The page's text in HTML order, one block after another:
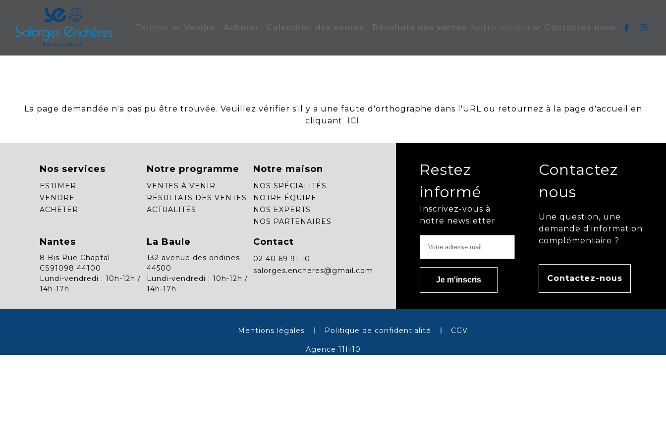
Estimer Vendre Acheter Calendrier des ventes Résultats des ventes Notre maison Contactez-nous
La page demandée n'a pas pu être trouvée. Veuillez vérifier s'il y a une faute d'orthographe dans l'URL ou retournez à la page d'accueil en
cliquant
ICI .
Nos services
ESTIMER
VENDRE
ACHETER
Notre programme
VENTES À VENIR
RÉSULTATS DES VENTES
ACTUALITÉS
Notre maison
NOS SPÉCIALITÉS
NOTRE ÉQUIPE
NOS EXPERTS
NOS PARTENAIRES
Nantes
8 Bis Rue Chaptal
CS91098 44100
Lundi-vendredi : 10h-12h /
14h-17h
La Baule
132 avenue des ondines
44500
Lundi-vendredi : 10h-12h /
14h-17h
Contact
02 40 69 91 10
salorges.encheres@gmail.com
Restez
informé
Inscrivez-vous à
notre newsletter
Contactez
nous
Une question, une
demande d'information
complémentaire ?
Contactez-nous
Mentions légales Politique de confidentialité CGV
Agence 11H10
Panneau de gestion des cookies